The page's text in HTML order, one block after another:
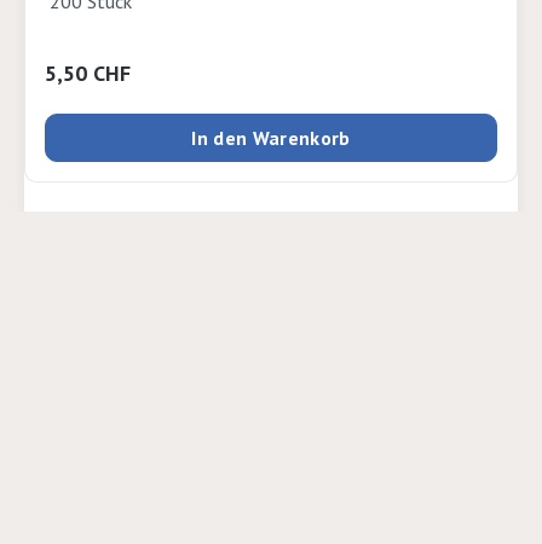
Regulärer Preis:
5,50 CHF
In den Warenkorb